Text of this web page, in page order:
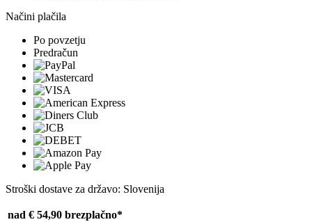
Načini plačila
Po povzetju
Predračun
Stroški dostave za državo: Slovenija
nad € 54,90 brezplačno*